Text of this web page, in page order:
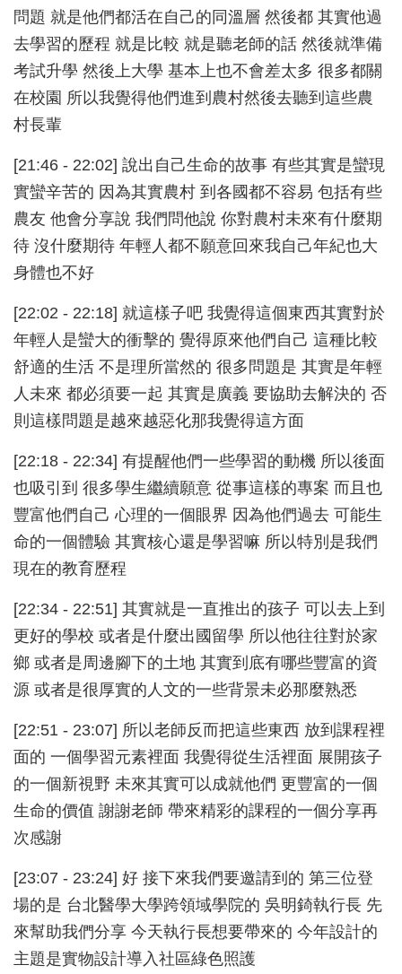
問題 就是他們都活在自己的同溫層 然後都 其實他過
去學習的歷程 就是比較 就是聽老師的話 然後就準備
考試升學 然後上大學 基本上也不會差太多 很多都關
在校園 所以我覺得他們進到農村然後去聽到這些農
村長輩
[21:46 - 22:02] 說出自己生命的故事 有些其實是蠻現
實蠻辛苦的 因為其實農村 到各國都不容易 包括有些
農友 他會分享說 我們問他說 你對農村未來有什麼期
待 沒什麼期待 年輕人都不願意回來我自己年紀也大
身體也不好
[22:02 - 22:18] 就這樣子吧 我覺得這個東西其實對於
年輕人是蠻大的衝擊的 覺得原來他們自己 這種比較
舒適的生活 不是理所當然的 很多問題是 其實是年輕
人未來 都必須要一起 其實是廣義 要協助去解決的 否
則這樣問題是越來越惡化那我覺得這方面
[22:18 - 22:34] 有提醒他們一些學習的動機 所以後面
也吸引到 很多學生繼續願意 從事這樣的專案 而且也
豐富他們自己 心理的一個眼界 因為他們過去 可能生
命的一個體驗 其實核心還是學習嘛 所以特別是我們
現在的教育歷程
[22:34 - 22:51] 其實就是一直推出的孩子 可以去上到
更好的學校 或者是什麼出國留學 所以他往往對於家
鄉 或者是周邊腳下的土地 其實到底有哪些豐富的資
源 或者是很厚實的人文的一些背景未必那麼熟悉
[22:51 - 23:07] 所以老師反而把這些東西 放到課程裡
面的 一個學習元素裡面 我覺得從生活裡面 展開孩子
的一個新視野 未來其實可以成就他們 更豐富的一個
生命的價值 謝謝老師 帶來精彩的課程的一個分享再
次感謝
[23:07 - 23:24] 好 接下來我們要邀請到的 第三位登
場的是 台北醫學大學跨領域學院的 吳明錡執行長 先
來幫助我們分享 今天執行長想要帶來的 今年設計的
主題是實物設計導入社區綠色照護